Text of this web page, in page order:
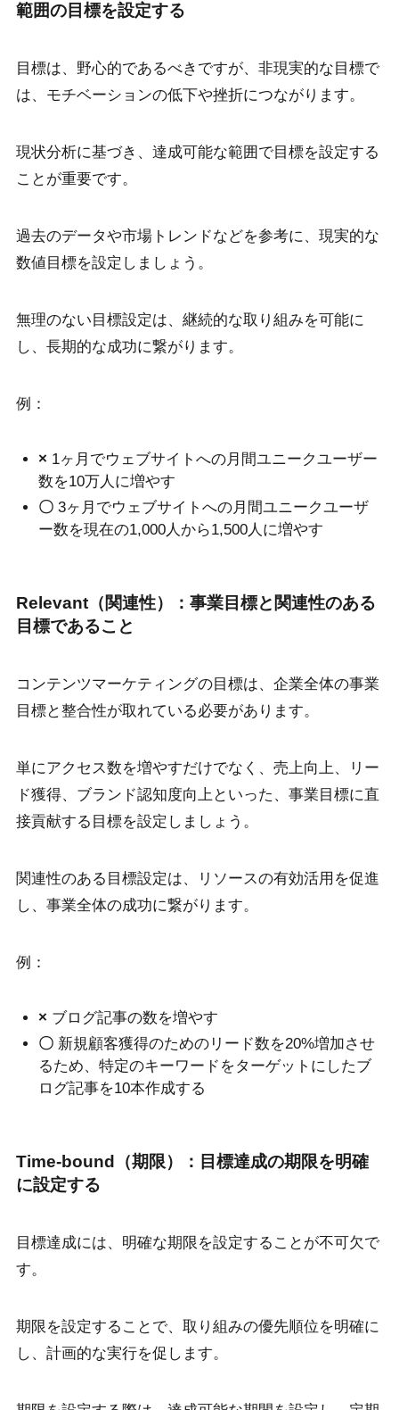
範囲の目標を設定する
目標は、野心的であるべきですが、非現実的な目標で
は、モチベーションの低下や挫折につながります。
現状分析に基づき、達成可能な範囲で目標を設定する
ことが重要です。
過去のデータや市場トレンドなどを参考に、現実的な
数値目標を設定しましょう。
無理のない目標設定は、継続的な取り組みを可能に
し、長期的な成功に繋がります。
例：
× 1ヶ月でウェブサイトへの月間ユニークユーザー
数を10万人に増やす
〇 3ヶ月でウェブサイトへの月間ユニークユーザ
ー数を現在の1,000人から1,500人に増やす
Relevant（関連性）：事業目標と関連性のある
目標であること
コンテンツマーケティングの目標は、企業全体の事業
目標と整合性が取れている必要があります。
単にアクセス数を増やすだけでなく、売上向上、リー
ド獲得、ブランド認知度向上といった、事業目標に直
接貢献する目標を設定しましょう。
関連性のある目標設定は、リソースの有効活用を促進
し、事業全体の成功に繋がります。
例：
× ブログ記事の数を増やす
〇 新規顧客獲得のためのリード数を20%増加させ
るため、特定のキーワードをターゲットにしたブ
ログ記事を10本作成する
Time-bound（期限）：目標達成の期限を明確
に設定する
目標達成には、明確な期限を設定することが不可欠で
す。
期限を設定することで、取り組みの優先順位を明確に
し、計画的な実行を促します。